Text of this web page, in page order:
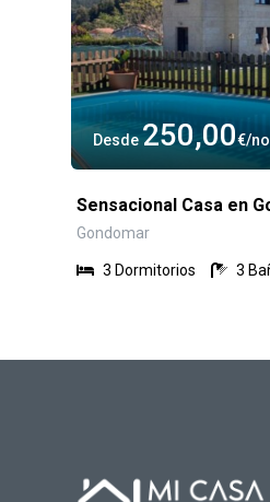
Desde 250,00€
Sensacional Casa en
Gondomar
3 Dormitorios 3